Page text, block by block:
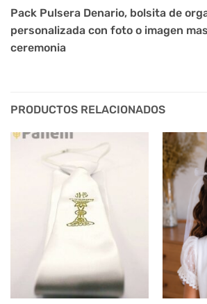
Pack Pulsera Denario, bolsita de
personalizada con foto o imagen
ceremonia
PRODUCTOS RELACIONADOS